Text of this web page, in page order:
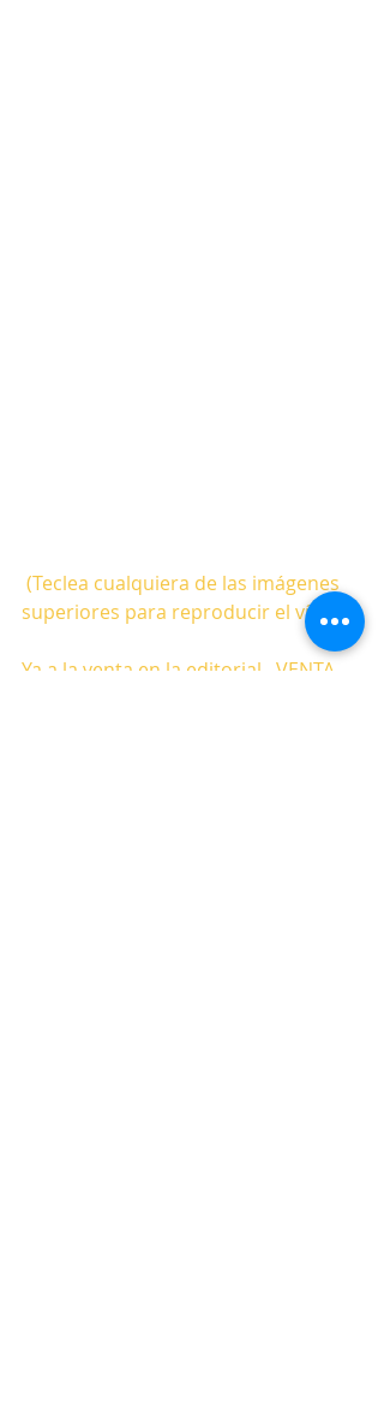
superiores para reproducir el vídeo)
Ya a la venta en la editorial VENTA